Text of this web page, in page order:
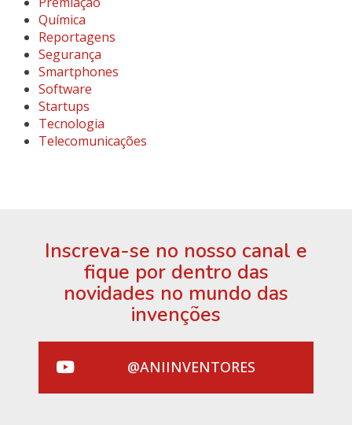
Química
Reportagens
Segurança
Smartphones
Software
Startups
Tecnologia
Telecomunicações
Inscreva-se no nosso canal e
fique por dentro das
novidades no mundo das
invenções
@ANIINVENTORES